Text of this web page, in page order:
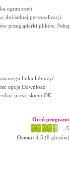
ograniczeń
dokładnej personalizacji
przeglądarki plików. Pełną
linka lub użyć
opcję Download
przyciskiem OK.
Oceń program:
-/5
Ocena: 4.5 (8 głosów)